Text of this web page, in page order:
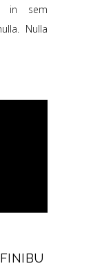
in sem
Nulla